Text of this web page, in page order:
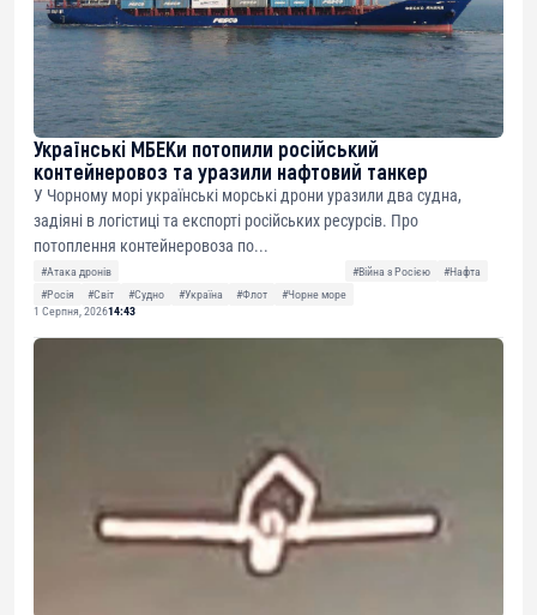
Українські МБЕКи потопили російський
контейнеровоз та уразили нафтовий танкер
У Чорному морі українські морські дрони уразили два судна,
задіяні в логістиці та експорті російських ресурсів. Про
потоплення контейнеровоза по...
#Атака дронів #Війна з Росією
#Нафта
#Росія
#Світ #Судно #Україна #Флот
#Чорне море
1 Серпня, 202614:43